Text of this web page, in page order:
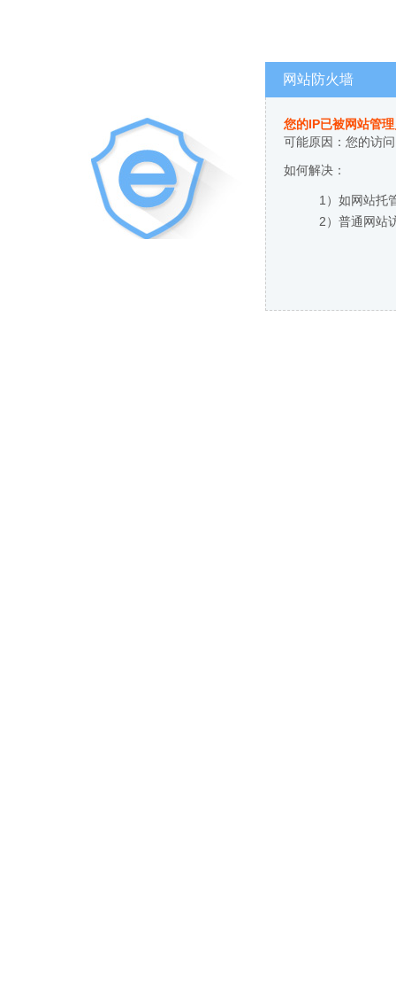
网站防火墙
您的IP已被网站管
可能原因：您的访
如何解决：
1）如网站托
2）普通网站